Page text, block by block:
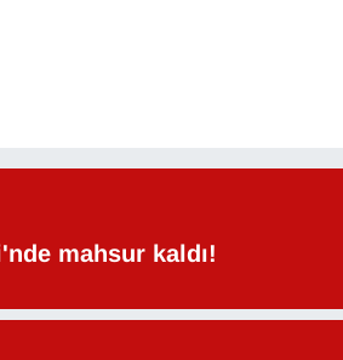
mahsur kaldı!